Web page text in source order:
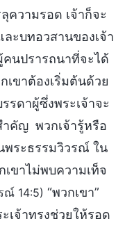
ความรอด เจ้าก็จะ
ะบทอวสานของเจ้า
นปรารถนาที่จะได้
เขาต้องเริ่มต้นด้วย
ดาผู้ซึ่งพระเจ้าจะ
ำคัญ พวกเจ้ารู้หรือ
พระธรรมวิวรณ์ ใน
ขาไม่พบความเท็จ
ณ์ 14:5) “พวกเขา”
เจ้าทรงช่วยให้รอด